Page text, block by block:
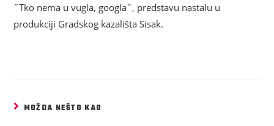
˝Tko nema u vugla, googla˝, predstavu nastalu u
produkciji Gradskog kazališta Sisak.
MOŽDA NEŠTO KAO